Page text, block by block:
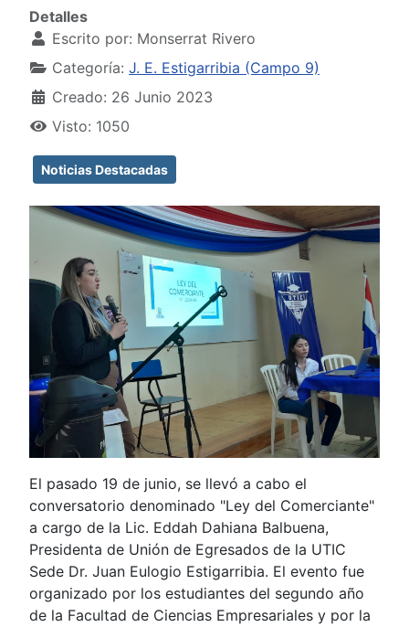
Detalles
Escrito por: Monserrat Rivero
Categoría: J. E. Estigarribia (Campo 9)
Creado: 26 Junio 2023
Visto: 1050
Noticias Destacadas
El pasado 19 de junio, se llevó a cabo el
conversatorio denominado "Ley del Comerciante"
a cargo de la Lic. Eddah Dahiana Balbuena,
Presidenta de Unión de Egresados de la UTIC
Sede Dr. Juan Eulogio Estigarribia. El evento fue
organizado por los estudiantes del segundo año
de la Facultad de Ciencias Empresariales y por la